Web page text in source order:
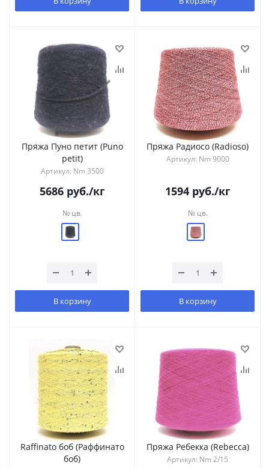
Пряжа Пуно петит (Puno
petit)
Артикул: Nm 3500
5686руб./кг
№ цв.
В корзину
Пряжа Радиосо (Radioso)
Артикул: Nm 9000
1594руб./кг
№ цв.
В корзину
Raffinato боб (Раффинато
боб)
Пряжа Ребекка (Rebecca)
Артикул: Nm 2/15